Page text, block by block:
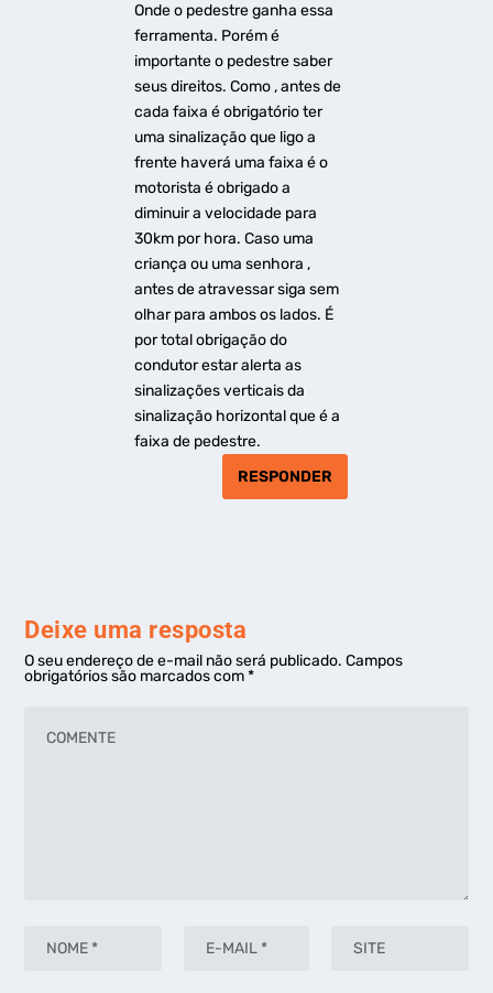
Onde o pedestre ganha essa
ferramenta. Porém é
importante o pedestre saber
seus direitos. Como , antes de
cada faixa é obrigatório ter
uma sinalização que ligo a
frente haverá uma faixa é o
motorista é obrigado a
diminuir a velocidade para
30km por hora. Caso uma
criança ou uma senhora ,
antes de atravessar siga sem
olhar para ambos os lados. É
por total obrigação do
condutor estar alerta as
sinalizações verticais da
sinalização horizontal que é a
faixa de pedestre.
RESPONDER
Deixe uma resposta
O seu endereço de e-mail não será publicado. Campos
obrigatórios são marcados com*